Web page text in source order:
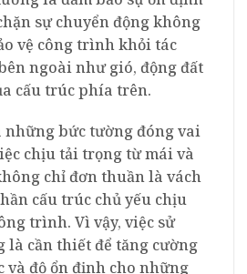
sự chuyển động không
vệ công trình khỏi tác
ngoài như gió, động đất
cấu trúc phía trên.
những bức tường đóng vai
chịu tải trọng từ mái và
chỉ đơn thuần là vách
cấu trúc chủ yếu chịu
trình. Vì vậy, việc sử
là cần thiết để tăng cường
và độ ổn định cho những